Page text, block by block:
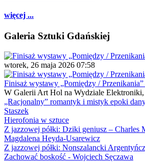
więcej ...
Galeria Sztuki Gdańskiej
wtorek, 26 maja 2026 07:58
Finisaż wystawy „Pomiędzy /
W Galerii Art Hol na Wydziale
„Racjonalny” romantyk i mistyk epoki
Staszek
Hierofonia w sztuce
Z jazzowej półki: Dziki geniusz – Charles
Magdalena Heyda-Usarewicz
Z jazzowej półki: Nonszalancki
Zachować boskość - Wojciech Sęczawa